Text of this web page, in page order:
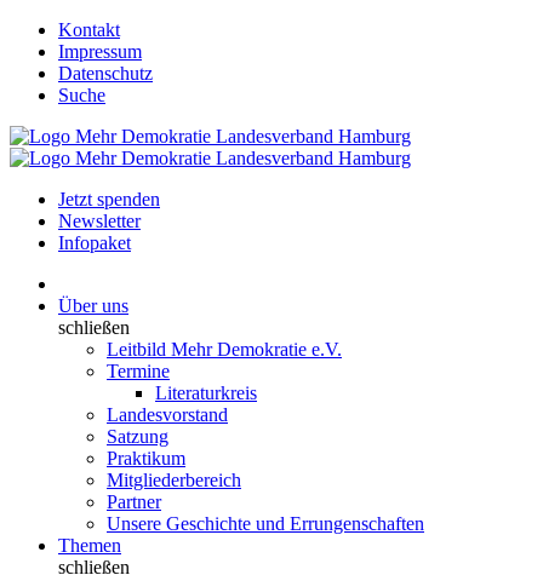
Kontakt
Impressum
Datenschutz
Suche
Jetzt spenden
Newsletter
Infopaket
Über uns
schließen
Leitbild Mehr Demokratie e.V.
Termine
Literaturkreis
Landesvorstand
Satzung
Praktikum
Mitgliederbereich
Partner
Unsere Geschichte und Errungenschaften
Themen
schließen